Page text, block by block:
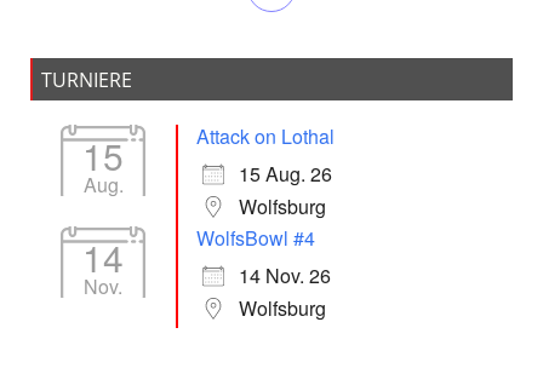
TURNIERE
15
Aug.
Attack on Lothal
15 Aug. 26
Wolfsburg
14
Nov.
WolfsBowl #4
14 Nov. 26
Wolfsburg